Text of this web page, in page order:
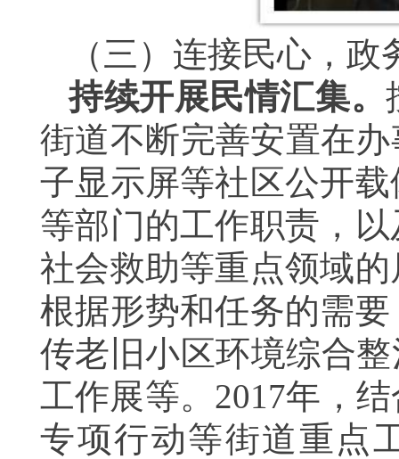
（三）连接民心，
持续开展民情汇集。
街道不断完善安置在
子显示屏等社区公开
等部门的工作职责，
社会救助等重点领域
根据形势和任务的需
传老旧小区环境综合
工作展等。2017年，
专项行动等街道重点